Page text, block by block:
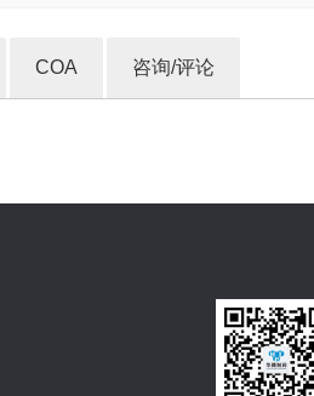
COA 咨询/评论